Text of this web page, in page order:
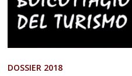
DOSSIER 2018